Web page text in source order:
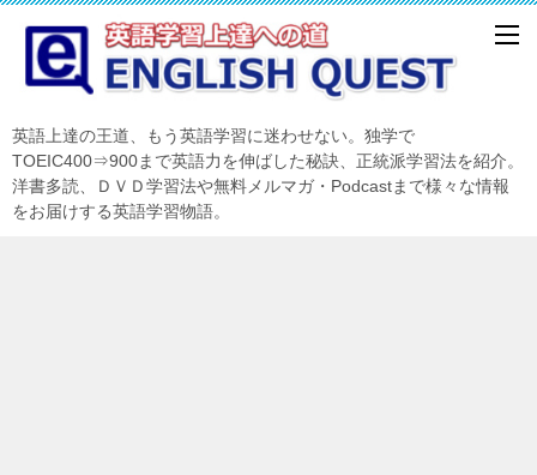
英語上達の王道、もう英語学習に迷わせない。独学で
TOEIC400⇒900まで英語力を伸ばした秘訣、正統派学習法を紹介。
洋書多読、ＤＶＤ学習法や無料メルマガ・Podcastまで様々な情報
をお届けする英語学習物語。